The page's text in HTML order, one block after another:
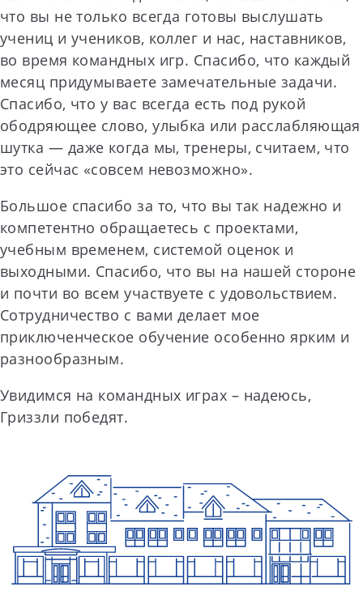
что вы не только всегда готовы выслушать
учениц и учеников, коллег и нас, наставников,
во время командных игр. Спасибо, что каждый
месяц придумываете замечательные задачи.
Спасибо, что у вас всегда есть под рукой
ободряющее слово, улыбка или расслабляющая
шутка — даже когда мы, тренеры, считаем, что
это сейчас «совсем невозможно».
Большое спасибо за то, что вы так надежно и
компетентно обращаетесь с проектами,
учебным временем, системой оценок и
выходными. Спасибо, что вы на нашей стороне
и почти во всем участвуете с удовольствием.
Сотрудничество с вами делает мое
приключенческое обучение особенно ярким и
разнообразным.
Увидимся на командных играх – надеюсь,
Гриззли победят.